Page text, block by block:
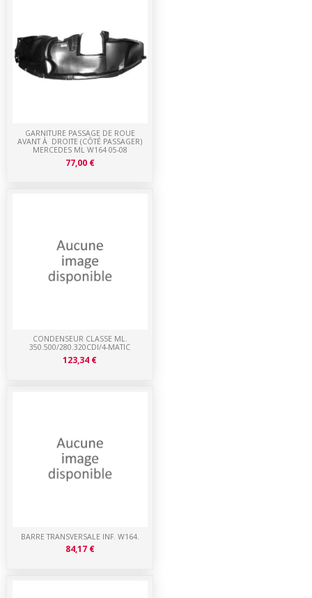
BARRE TRANSVERSALE INF. W164.
84,17 €
CONDENSEUR CLASSE ML.
350.500/280.320CDI/4-MATIC
123,34 €
GARNITURE PASSAGE DE ROUE
AVANT À DROITE (CÔTÉ PASSAGER)
MERCEDES ML W164 05-08
77,00 €